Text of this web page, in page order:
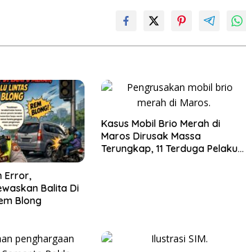
Error,
Balita Di
Blong
Kasus Mobil Brio Merah di
Maros Dirusak Massa
Terungkap, 11 Terduga Pelaku